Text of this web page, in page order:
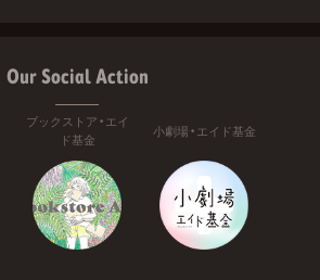
Our Social Action
ブックストア・エイ
ド基金
小劇場・エイド基金